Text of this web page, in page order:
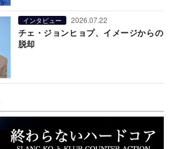
インタビュー 2026.07.22
チェ・ジョンヒョプ、イメージからの
脱却